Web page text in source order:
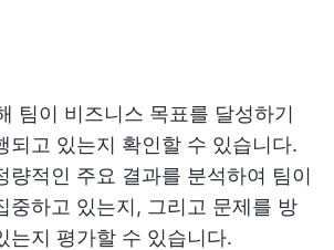
팀이 비즈니스 목표를 달성하기
되고 있는지 확인할 수 있습니다.
량적인 주요 결과를 분석하여 팀이
중하고 있는지, 그리고 문제를 방
는지 평가할 수 있습니다.